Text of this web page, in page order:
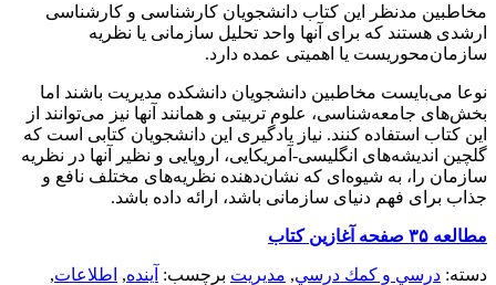
مخاطبین مد‌نظر این کتاب دانشجویان کارشناسی و کارشناسی
ارشدی هستند که برای آنها واحد تحلیل سازمانی یا نظریه
سازمان‌محوریست یا اهمیتی عمده دارد.
نوعا می‌بایست مخاطبین دانشجویان دانشکده مدیریت باشند اما
بخش‌های جامعه‌شناسی، علوم تربیتی و همانند آنها نیز می‌توانند از
این کتاب استفاده کنند. نیاز یادگیری این دانشجویان کتابی است که
گلچین اندیشه‌های انگلیسی-آمریکایی، اروپایی و نظیر آنها در نظریه
سازمان را، به شیوه‌ای که نشان‌دهنده نظریه‌های مختلف نافع و
جذاب برای فهم دنیای سازمانی باشد، ارائه داده باشد.
مطالعه ۳۵ صفحه آغازین کتاب
دسته: درسي و كمك درسي, مديريت برچسب: آینده, اطلاعات,